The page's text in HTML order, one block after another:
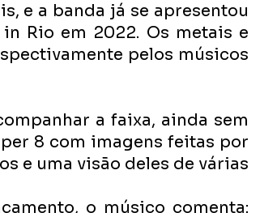
e a banda já se apresentou
Rio em 2022. Os metais e
pelos músicos
a faixa, ainda sem
8 com imagens feitas por
e uma visão deles de várias
o músico comenta: